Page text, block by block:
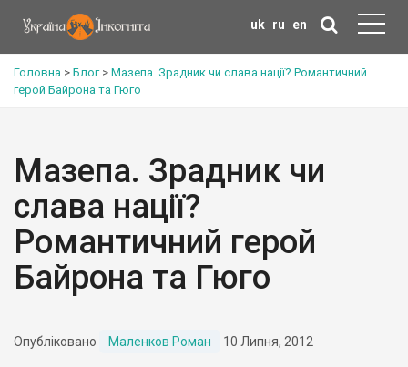
uk ru en
Головна > Блог> Мазепа. Зрадник чи слава нації? Романтичний
герой Байрона та Гюго
Мазепа. Зрадник чи
слава нації?
Романтичний герой
Байрона та Гюго
Опубліковано Маленков Роман 10 Липня, 2012